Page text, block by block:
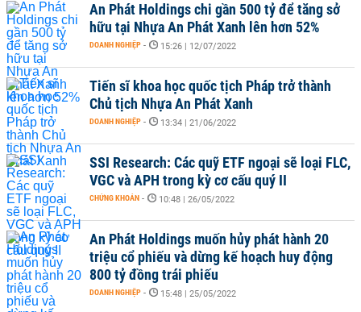
An Phát Holdings chi gần 500 tỷ để tăng sở
hữu tại Nhựa An Phát Xanh lên hơn 52%
DOANH NGHIỆP - 15:26 | 12/07/2022
Tiến sĩ khoa học quốc tịch Pháp trở thành
Chủ tịch Nhựa An Phát Xanh
DOANH NGHIỆP - 13:34 | 21/06/2022
SSI Research: Các quỹ ETF ngoại sẽ loại FLC,
VGC và APH trong kỳ cơ cấu quý II
CHỨNG KHOÁN - 10:48 | 26/05/2022
An Phát Holdings muốn hủy phát hành 20
triệu cổ phiếu và dừng kế hoạch huy động
800 tỷ đồng trái phiếu
DOANH NGHIỆP - 15:48 | 25/05/2022